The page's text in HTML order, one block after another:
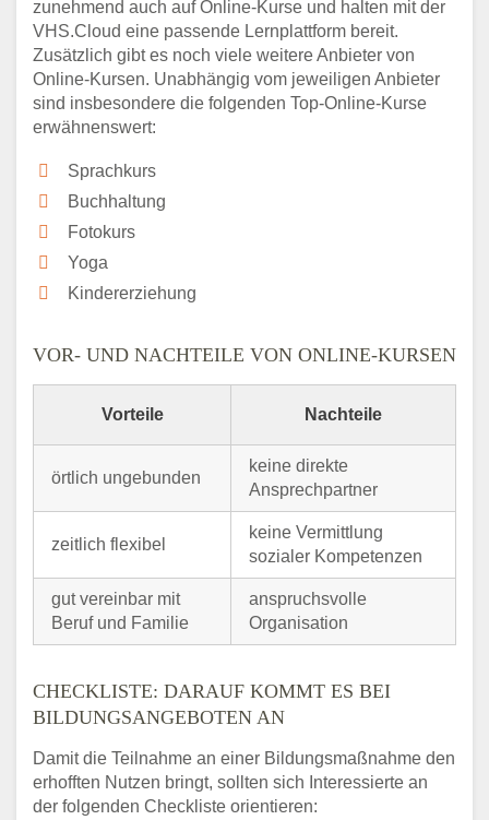
zunehmend auch auf Online-Kurse und halten mit der
VHS.Cloud eine passende Lernplattform bereit.
Zusätzlich gibt es noch viele weitere Anbieter von
Online-Kursen. Unabhängig vom jeweiligen Anbieter
sind insbesondere die folgenden Top-Online-Kurse
erwähnenswert:
Sprachkurs
Buchhaltung
Fotokurs
Yoga
Kindererziehung
VOR- UND NACHTEILE VON ONLINE-KURSEN
Vorteile Nachteile
örtlich ungebunden
keine direkte
Ansprechpartner
zeitlich flexibel
keine Vermittlung
sozialer Kompetenzen
gut vereinbar mit
Beruf und Familie
anspruchsvolle
Organisation
CHECKLISTE: DARAUF KOMMT ES BEI
BILDUNGSANGEBOTEN AN
Damit die Teilnahme an einer Bildungsmaßnahme den
erhofften Nutzen bringt, sollten sich Interessierte an
der folgenden Checkliste orientieren: